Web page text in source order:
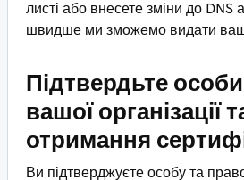
листі або внесете зміни до DNS
швидше ми зможемо видати ваш
Підтвердьте
вашої організації
отримання
Ви підтверджуєте особу та